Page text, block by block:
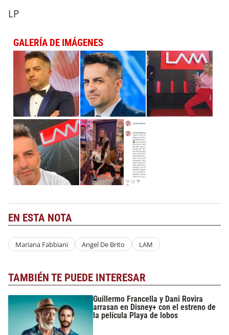
LP
GALERÍA DE IMÁGENES
EN ESTA NOTA
Mariana Fabbiani Angel De Brito LAM
TAMBIÉN TE PUEDE INTERESAR
Guillermo Francella y Dani Rovira
arrasan en Disney+ con el estreno de
la película Playa de lobos